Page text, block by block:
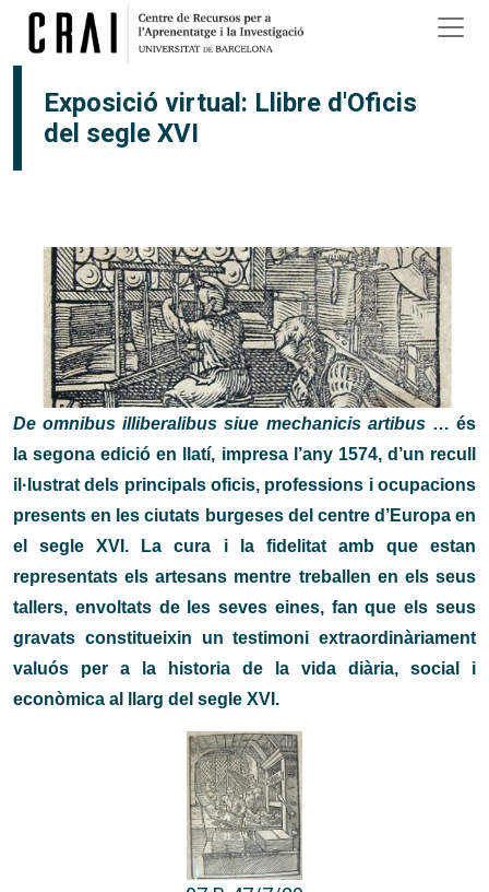
Vés al contingut
Exposició virtual: Llibre d'Oficis
del segle XVI
De omnibus illiberalibus siue mechanicis artibus… és
la segona edició en llatí, impresa l’any 1574, d’un recull
il·lustrat dels principals oficis, professions i ocupacions
presents en les ciutats burgeses del centre d’Europa en
el segle XVI. La cura i la fidelitat amb que estan
representats els artesans mentre treballen en els seus
tallers, envoltats de les seves eines, fan que els seus
gravats constitueixin un testimoni extraordinàriament
valuós per a la historia de la vida diària, social i
econòmica al llarg del segle XVI.